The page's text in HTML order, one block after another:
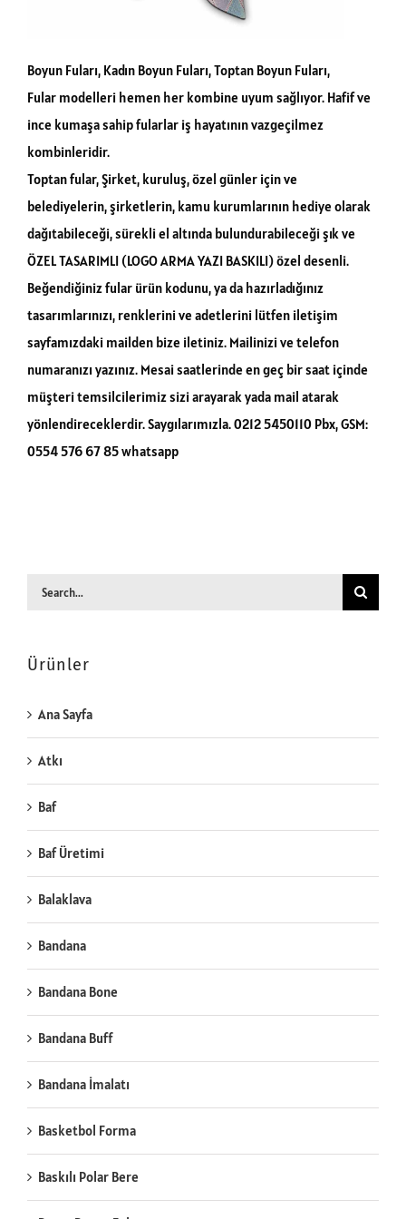
Boyun Fuları, Kadın Boyun Fuları, Toptan Boyun Fuları,
Fular modelleri hemen her kombine uyum sağlıyor. Hafif ve
ince kumaşa sahip fularlar iş hayatının vazgeçilmez
kombinleridir.
Toptan fular, Şirket, kuruluş, özel günler için ve
belediyelerin, şirketlerin, kamu kurumlarının hediye olarak
dağıtabileceği, sürekli el altında bulundurabileceği şık ve
ÖZEL TASARIMLI (LOGO ARMA YAZI BASKILI) özel desenli.
Beğendiğiniz fular ürün kodunu, ya da hazırladığınız
tasarımlarınızı, renklerini ve adetlerini lütfen iletişim
sayfamızdaki mailden bize iletiniz. Mailinizi ve telefon
numaranızı yazınız. Mesai saatlerinde en geç bir saat içinde
müşteri temsilcilerimiz sizi arayarak yada mail atarak
yönlendireceklerdir. Saygılarımızla. 0212 5450110 Pbx, GSM:
0554 576 67 85 whatsapp
Search
Ürünler
Ana Sayfa
Atkı
Baf
Baf Üretimi
Balaklava
Bandana
Bandana Bone
Bandana Buff
Bandana İmalatı
Basketbol Forma
Baskılı Polar Bere